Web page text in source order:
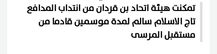
تمكنت هيئة اتحاد بن قردان من انتداب المدافع
تاج الاسلام سالم لمدة موسمين قادما من
مستقبل المرسى